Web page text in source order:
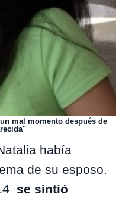
mal momento después de
había
de su esposo.
se sintió